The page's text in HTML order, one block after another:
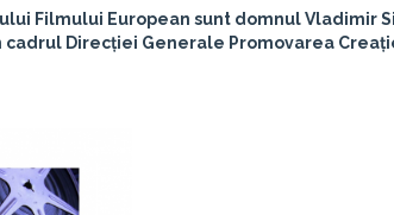
Filmului European sunt domnul Vladimir
cadrul Direcției Generale Promovarea